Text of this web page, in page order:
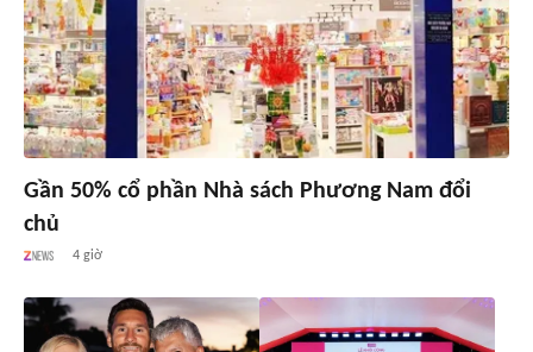
Gần 50% cổ phần Nhà sách Phương Nam đổi
chủ
4 giờ